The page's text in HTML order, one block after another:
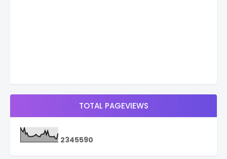
TOTAL PAGEVIEWS
2345590